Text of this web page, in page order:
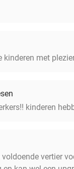
met
kinderen
vertier